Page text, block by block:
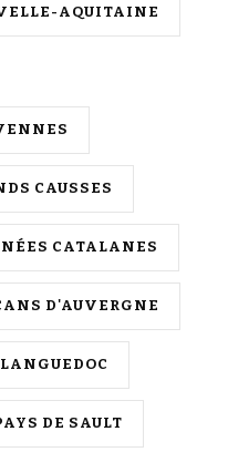
AQUITAINE
CAUSSES
CATALANES
D'AUVERGNE
DE SAULT